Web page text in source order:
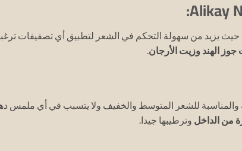
يزيد من سهولة التحكم في الشعر لتطبيق أي تصفيفات
جوز الهند وزيت الأرجان.
والمناسبة للشعر المتوسط والخفيف ولا يتسبب في أي ملمس
من الداخل وترطيبها جيدا.